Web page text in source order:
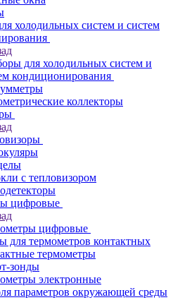
холодильных систем и систем
для холодильных систем и
кондиционирования
коллекторы
с тепловизором
цифровые
цифровые
для термометров контактных
термометры
зонды
электронные
параметров окружающей среды